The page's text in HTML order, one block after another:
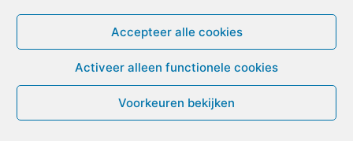
Accepteer alle cookies
Activeer alleen functionele cookies
Voorkeuren bekijken